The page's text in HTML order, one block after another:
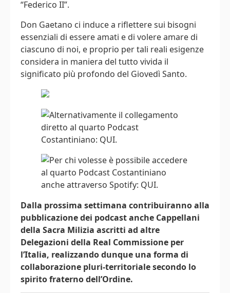
“Federico II”.
Don Gaetano ci induce a riflettere sui bisogni
essenziali di essere amati e di volere amare di
ciascuno di noi, e proprio per tali reali esigenze
considera in maniera del tutto vivida il
significato più profondo del Giovedì Santo.
Dalla prossima settimana contribuiranno alla
pubblicazione dei podcast anche Cappellani
della Sacra Milizia ascritti ad altre
Delegazioni della Real Commissione per
l’Italia, realizzando dunque una forma di
collaborazione pluri-territoriale secondo lo
spirito fraterno dell’Ordine.